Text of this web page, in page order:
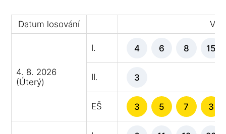
Datum losování
4. 8. 2026
(Úterý)
I. 4 6 8 15
II. 3
EŠ 3 5 7 3